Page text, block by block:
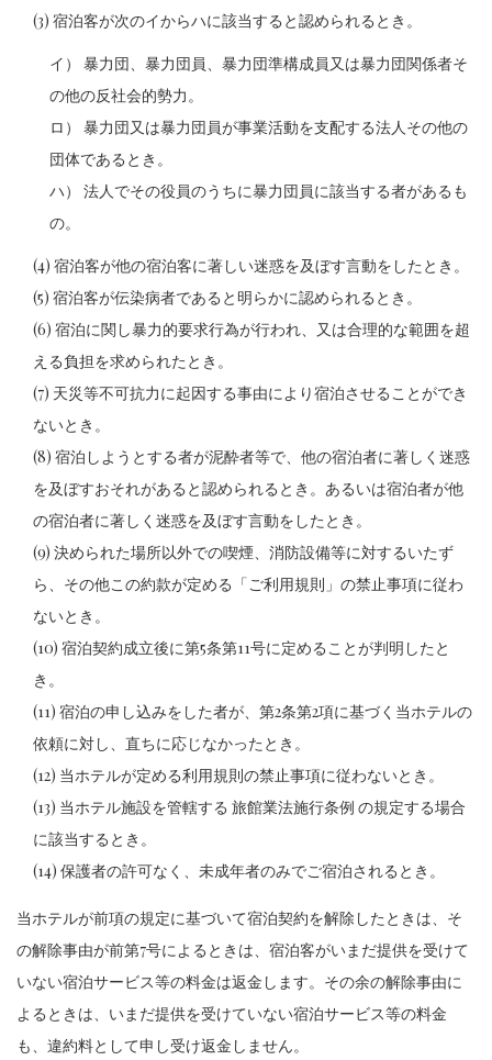
(3) 宿泊客が次のイからハに該当すると認められるとき。
イ） 暴力団、暴力団員、暴力団準構成員又は暴力団関係者そ
の他の反社会的勢力。
ロ） 暴力団又は暴力団員が事業活動を支配する法人その他の
団体であるとき。
ハ） 法人でその役員のうちに暴力団員に該当する者があるも
の。
(4) 宿泊客が他の宿泊客に著しい迷惑を及ぼす言動をしたとき。
(5) 宿泊客が伝染病者であると明らかに認められるとき。
(6) 宿泊に関し暴力的要求行為が行われ、又は合理的な範囲を超
える負担を求められたとき。
(7) 天災等不可抗力に起因する事由により宿泊させることができ
ないとき。
(8) 宿泊しようとする者が泥酔者等で、他の宿泊者に著しく迷惑
を及ぼすおそれがあると認められるとき。あるいは宿泊者が他
の宿泊者に著しく迷惑を及ぼす言動をしたとき。
(9) 決められた場所以外での喫煙、消防設備等に対するいたず
ら、その他この約款が定める「ご利用規則」の禁止事項に従わ
ないとき。
(10) 宿泊契約成立後に第5条第11号に定めることが判明したと
き。
(11) 宿泊の申し込みをした者が、第2条第2項に基づく当ホテルの
依頼に対し、直ちに応じなかったとき。
(12) 当ホテルが定める利用規則の禁止事項に従わないとき。
(13) 当ホテル施設を管轄する 旅館業法施行条例 の規定する場合
に該当するとき。
(14) 保護者の許可なく、未成年者のみでご宿泊されるとき。
当ホテルが前項の規定に基づいて宿泊契約を解除したときは、そ
の解除事由が前第7号によるときは、宿泊客がいまだ提供を受けて
いない宿泊サービス等の料金は返金します。その余の解除事由に
よるときは、いまだ提供を受けていない宿泊サービス等の料金
も、違約料として申し受け返金しません。